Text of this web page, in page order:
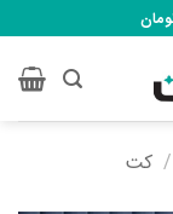
/ کت